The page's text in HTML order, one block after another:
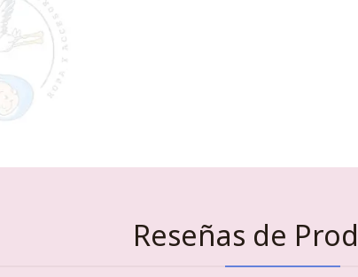
Reseñas de